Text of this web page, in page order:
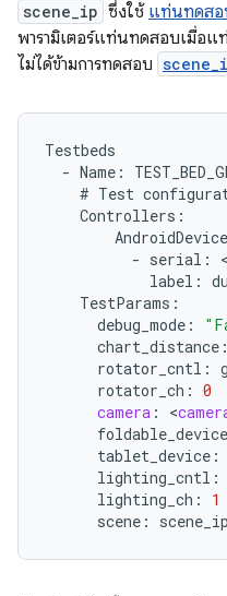
scene_ip ซึ่งใช้ แท่นทดสอ
พารามิเตอร์แท่นทดสอบเมื่อ
ไม่ได้ข้ามการทดสอบ
Testbeds
- Name :
# Test
Controllers :
AndroidDevice
- serial : <
label :
TestParams :
debug_mode :
chart_distance :
rotator_cntl :
rotator_ch : 0
camera : <
foldable_device
tablet_device :
lighting_cntl :
lighting_ch :
1
scene : scene_ip